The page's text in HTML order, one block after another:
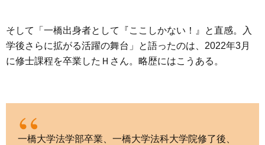
そして「一橋出身者として『ここしかない！』と直感。入
学後さらに拡がる活躍の舞台」と語ったのは、2022年3月
に修士課程を卒業したＨさん。略歴にはこうある。
一橋大学法学部卒業、一橋大学法科大学院修了後、